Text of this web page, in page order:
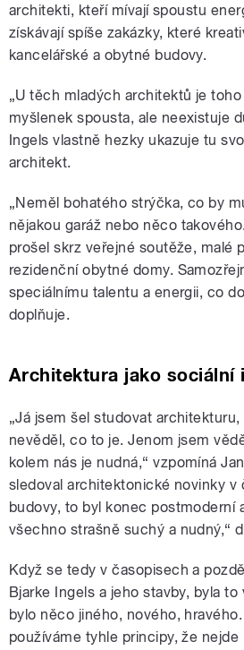
architekti, kteří mívají spoustu
získávají spíše zakázky, které
kancelářské a obytné budovy.
„U těch mladých architektů je
myšlenek spousta, ale neexistuje
Ingels vlastně hezky ukazuje tu
architekt.
„Neměl bohatého strýčka, co by
nějakou garáž nebo něco
prošel skrz veřejné soutěže, malé
rezidenční obytné domy.
speciálnímu talentu a energii, co
doplňuje.
Architektura jako sociální
„Já jsem šel studovat
nevěděl, co to je. Jenom jsem
kolem nás je nudná,“ vzpomíná
sledoval architektonické novinky v
budovy, to byl konec postmoderní
všechno strašně suchý a nudný,“
Když se tedy v časopisech a
Bjarke Ingels a jeho stavby, byla to
bylo něco jiného, nového,
používáme tyhle principy, že